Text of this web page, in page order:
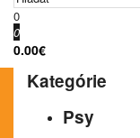
0
0
0.00€
Kategórie
Psy